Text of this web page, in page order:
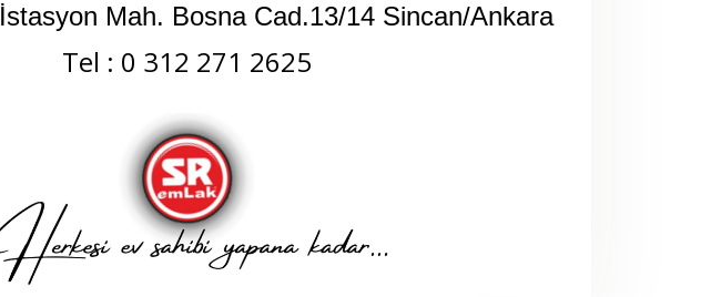
İstasyon Mah. Bosna Cad.13/14 Sincan/Ankara
Tel : 0 312 271 2625